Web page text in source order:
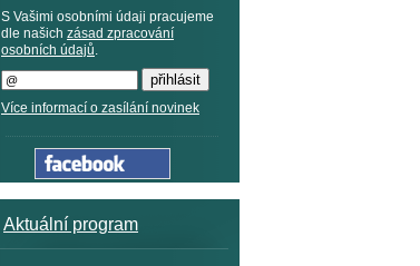
S Vašimi osobními údaji pracujeme
dle našich zásad zpracování
osobních údajů.
Více informací o zasílání novinek
Aktuální program